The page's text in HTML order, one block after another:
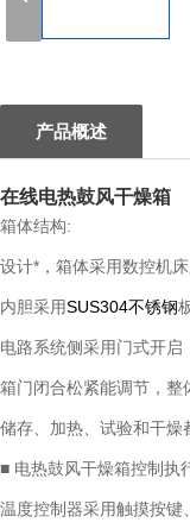
产品概述
在线电热鼓风干燥箱
箱体结构:
设计*，箱体采用数控机
内胆采用SUS304不锈钢
电路系统侧采用门式开启
箱门闭合松紧能调节，整
储存、加热、试验和干
■ 电热鼓风干燥箱控制执
温度控制器采用触摸按键